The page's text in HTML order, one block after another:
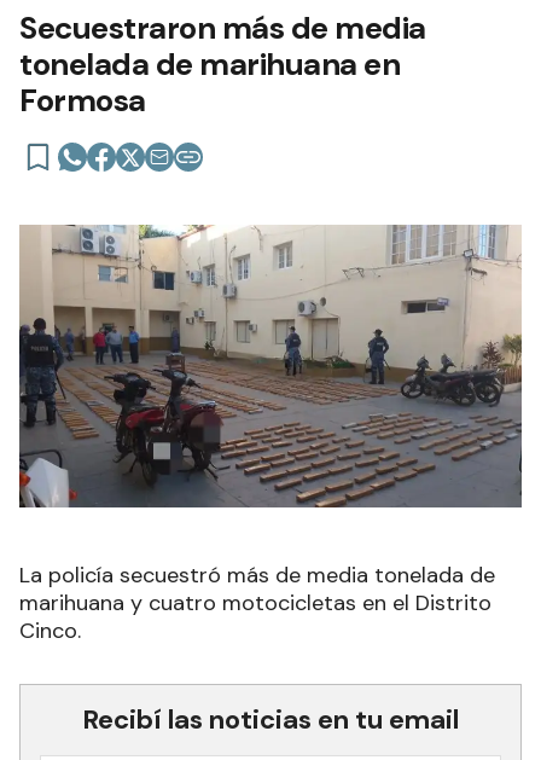
Secuestraron más de media
tonelada de marihuana en
Formosa
La policía secuestró más de media tonelada de
marihuana y cuatro motocicletas en el Distrito
Cinco.
Recibí las noticias en tu email